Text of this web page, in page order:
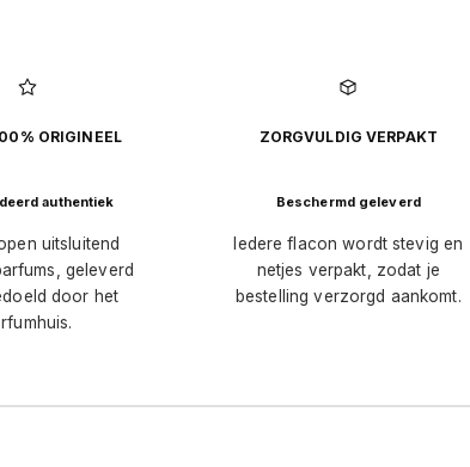
ORIGINEEL
authentiek
uitsluitend
geleverd
door het
ZORGVULDIG VERPAKT
Beschermd geleverd
Iedere flacon wordt stevig en
netjes verpakt, zodat je
bestelling verzorgd aankomt.